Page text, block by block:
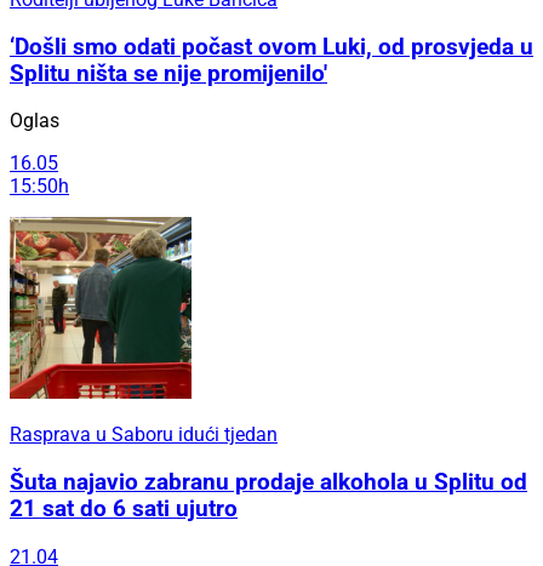
‘Došli smo odati počast ovom Luki, od prosvjeda u
Splitu ništa se nije promijenilo'
Oglas
16.05
15:50h
Rasprava u Saboru idući tjedan
Šuta najavio zabranu prodaje alkohola u Splitu od
21 sat do 6 sati ujutro
21.04